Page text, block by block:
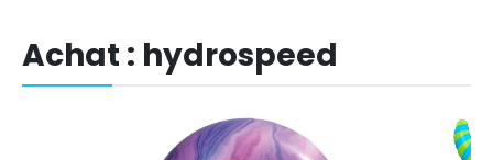
Achat : hydrospeed